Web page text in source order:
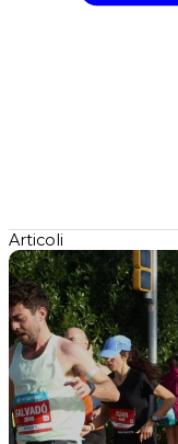
Articoli